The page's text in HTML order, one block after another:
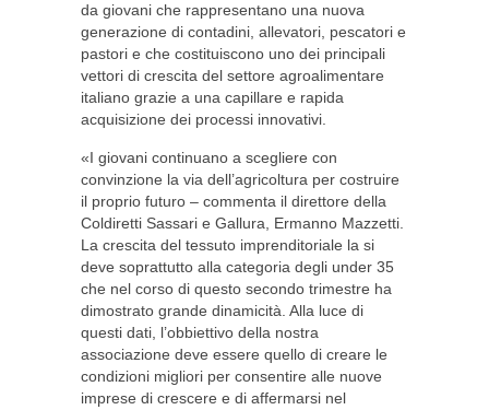
da giovani che rappresentano una nuova
generazione di contadini, allevatori, pescatori e
pastori e che costituiscono uno dei principali
vettori di crescita del settore agroalimentare
italiano grazie a una capillare e rapida
acquisizione dei processi innovativi.
«I giovani continuano a scegliere con
convinzione la via dell’agricoltura per costruire
il proprio futuro – commenta il direttore della
Coldiretti Sassari e Gallura, Ermanno Mazzetti.
La crescita del tessuto imprenditoriale la si
deve soprattutto alla categoria degli under 35
che nel corso di questo secondo trimestre ha
dimostrato grande dinamicità. Alla luce di
questi dati, l’obbiettivo della nostra
associazione deve essere quello di creare le
condizioni migliori per consentire alle nuove
imprese di crescere e di affermarsi nel